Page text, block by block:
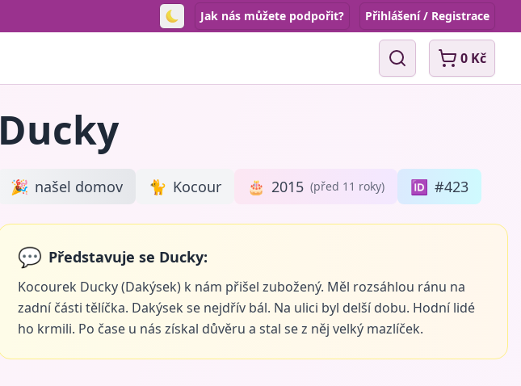
Toggle theme
Jak nás můžete podpořit? Přihlášení / Registrace
Vyhledávání0 Kč
Ducky
🎉 našel domov 🐈 Kocour 🎂 2015 (před 11 roky) 🆔 #423
💬 Představuje se Ducky:
Kocourek Ducky (Dakýsek) k nám přišel zubožený. Měl rozsáhlou ránu na
zadní části tělíčka. Dakýsek se nejdřív bál. Na ulici byl delší dobu. Hodní lidé
ho krmili. Po čase u nás získal důvěru a stal se z něj velký mazlíček.